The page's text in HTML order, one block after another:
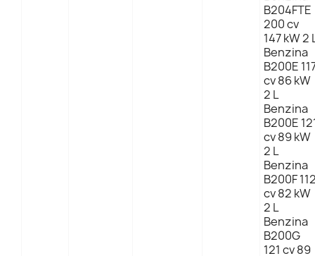
B204FTE
200 cv
147 kW 2
Benzina
B200E
cv 86 kW
2 L
Benzina
B200E
cv 89 kW
2 L
Benzina
B200F
cv 82 kW
2 L
Benzina
B200G
121 cv 89